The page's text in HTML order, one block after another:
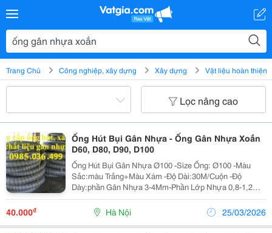
Trang Chủ Công nghiệp, xây dựng Xây dựng Vật liệu hoàn thiện
Lọc nâng cao
Ống Hút Bụi Gân Nhựa - Ống Gân Nhựa Xoắn
D60, D80, D90, D100
Ống Hút Bụi Gân Nhựa Ø100 -Size Ống: Ø100 -Màu
Sắc:màu Trắng+Màu Xám -Độ Dài:30M/Cuộn -Độ
Dày:phần Gân Nhựa 3-4Mm-Phần Lớp Nhựa 0,8-1,2Mm
-Nhiệt Độ:10-60 Độ C +Ứng Dụng:dùng Cho Hệ Thống
Hút Bụi Công Nghiệp Như Xi...
40.000₫ Hà Nội 25/03/2026